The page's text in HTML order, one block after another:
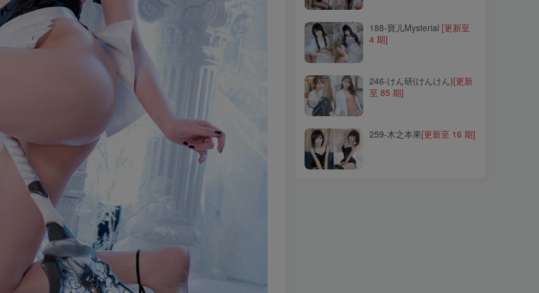
246-けん研(けんけん)
259-木之本果
188-寶儿Mysterial [更新至
4 期]
246-けん研(けんけん)[更新
至 85 期]
259-木之本果[更新至 16 期]